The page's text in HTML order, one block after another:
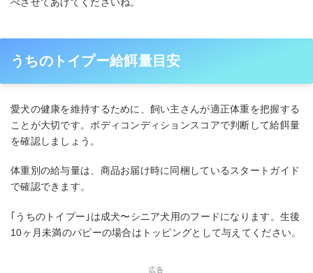
うちのトイプー給餌量目安
愛犬の健康を維持するために、飼い主さんが適正体重を把握する
ことが大切です。ボディコンディションスコアで判断して給餌量
を確認しましょう。
体重別の給与量は、商品お届け時に同梱しているスタートガイド
で確認できます。
｢うちのトイプー｣は成犬〜シニア犬用のフードになります。生後
10ヶ月未満のパピーの場合はトッピングとして与えてください。
広告